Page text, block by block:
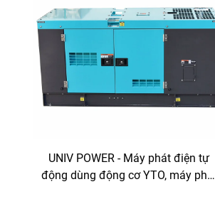
UNIV POWER - Máy phát điện tự
động dùng động cơ YTO, máy phát